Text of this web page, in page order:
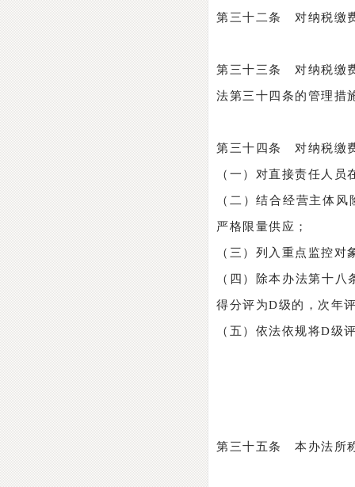
第三十二条 对纳税缴
第三十三条 对纳税缴
法第三十四条的管理措
第三十四条 对纳税缴
（一）对直接责任人
（二）结合经营主体
严格限量供应；
（三）列入重点监控对
（四）除本办法第十
得分评为D级的，次年
（五）依法依规将D级
第三十五条 本办法所